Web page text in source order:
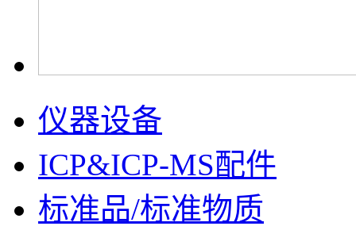
仪器设备
ICP&ICP-MS配件
标准品/标准物质